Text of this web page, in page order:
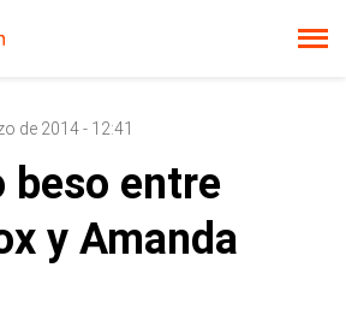
de 2014 - 12:41
beso entre
y Amanda